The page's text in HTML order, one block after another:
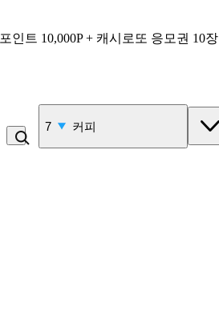
인트 10,000P + 캐시로또 응모권 10장
7 커피